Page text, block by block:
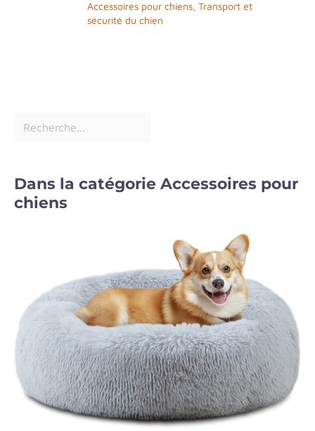
Accessoires pour chiens, Transport et
sécurité du chien
Dans la catégorie Accessoires pour
chiens